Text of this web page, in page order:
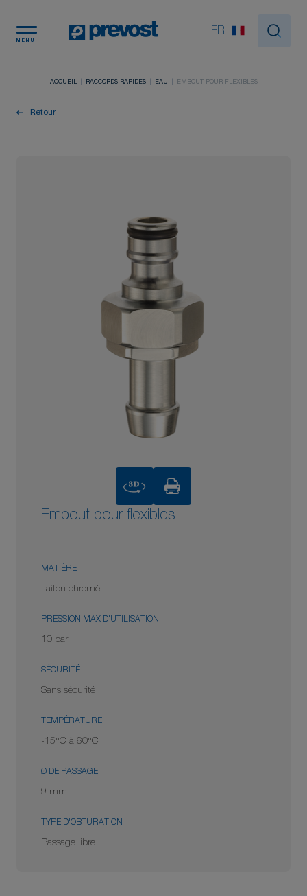
MENU
FR
ACCUEIL RACCORDS RAPIDES EAU EMBOUT POUR FLEXIBLES
Retour
3D
Embout pour flexibles
MATIÈRE
Laiton chromé
PRESSION MAX D'UTILISATION
10 bar
SÉCURITÉ
Sans sécurité
TEMPÉRATURE
-15°C à 60°C
Ø DE PASSAGE
9 mm
TYPE D'OBTURATION
Passage libre